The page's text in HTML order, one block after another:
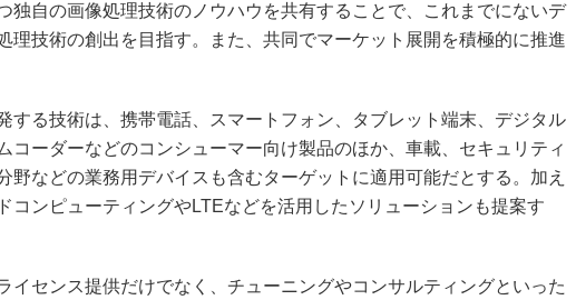
独自の画像処理技術のノウハウを共有することで、これまでにないデ
理技術の創出を目指す。また、共同でマーケット展開を積極的に推進
する技術は、携帯電話、スマートフォン、タブレット端末、デジタル
コーダーなどのコンシューマー向け製品のほか、車載、セキュリティ
野などの業務用デバイスも含むターゲットに適用可能だとする。加え
コンピューティングやLTEなどを活用したソリューションも提案す
イセンス提供だけでなく、チューニングやコンサルティングといった